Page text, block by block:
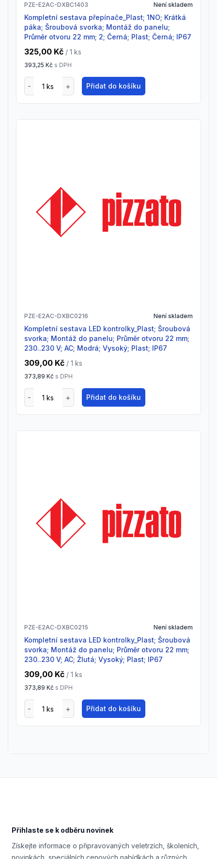
PZE-E2AC-DXBC1403 Není skladem
Kompletní sestava přepínače_Plast; 1NO; Krátká
páka; Šroubová svorka; Montáž do panelu;
Průměr otvoru 22 mm; 2; Černá; Plast; Černá; IP67
325,00 Kč / 1 ks
393,25 Kč s DPH
Přidat do košíku
PZE-E2AC-DXBC0216 Není skladem
Kompletní sestava LED kontrolky_Plast; Šroubová
svorka; Montáž do panelu; Průměr otvoru 22 mm;
230..230 V; AC; Modrá; Vysoký; Plast; IP67
309,00 Kč / 1 ks
373,89 Kč s DPH
Přidat do košíku
PZE-E2AC-DXBC0215 Není skladem
Kompletní sestava LED kontrolky_Plast; Šroubová
svorka; Montáž do panelu; Průměr otvoru 22 mm;
230..230 V; AC; Žlutá; Vysoký; Plast; IP67
309,00 Kč / 1 ks
373,89 Kč s DPH
Přidat do košíku
Přihlaste se k odběru novinek
Získejte informace o připravovaných veletrzích, školeních,
novinkách, speciálních cenových nabídkách a různých